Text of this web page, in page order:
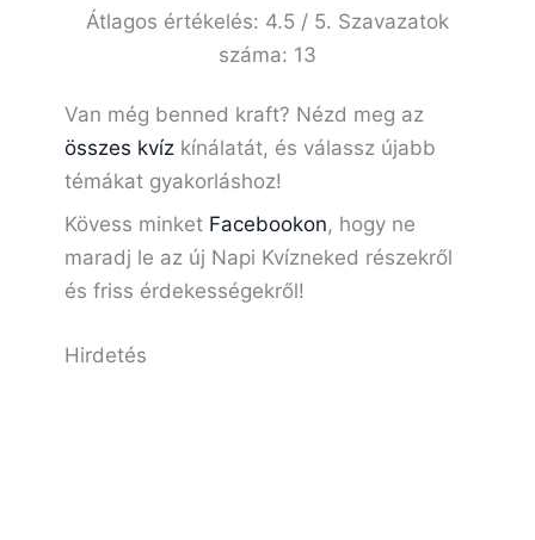
Átlagos értékelés: 4.5 / 5. Szavazatok
száma: 13
Van még benned kraft? Nézd meg az
összes kvíz kínálatát, és válassz újabb
témákat gyakorláshoz!
Kövess minket Facebookon, hogy ne
maradj le az új Napi Kvízneked részekről
és friss érdekességekről!
Hirdetés